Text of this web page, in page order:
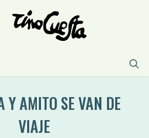
Y AMITO SE VAN DE
VIAJE